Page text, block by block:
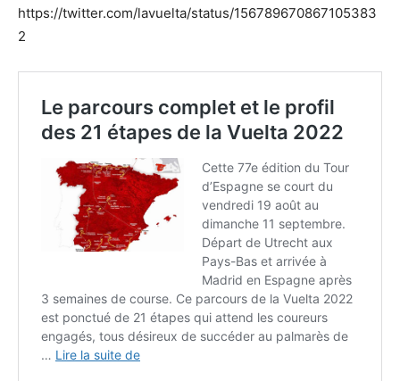
https://twitter.com/lavuelta/status/156789670867105383
2